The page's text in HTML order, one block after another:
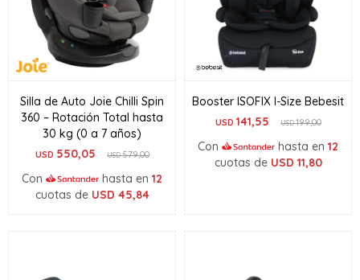
Silla de Auto Joie Chilli Spin
360 – Rotación Total hasta
30 kg (0 a 7 años)
USD 550,05 USD579,00
Con hasta en 12
cuotas de USD 45,84
Booster ISOFIX I-Size Bebesit
USD 141,55 USD199,00
Con hasta en 12
cuotas de USD 11,80